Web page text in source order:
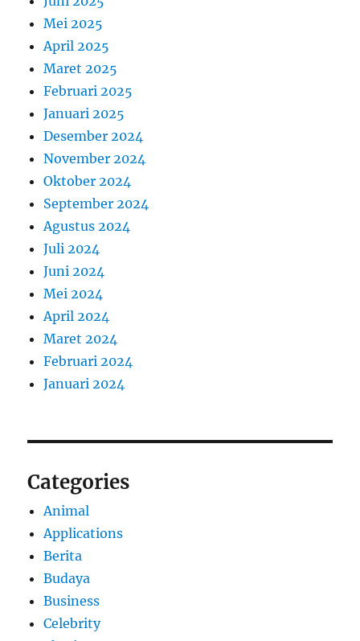
Mei 2025
April 2025
Maret 2025
Februari 2025
Januari 2025
Desember 2024
November 2024
Oktober 2024
September 2024
Agustus 2024
Juli 2024
Juni 2024
Mei 2024
April 2024
Maret 2024
Februari 2024
Januari 2024
Categories
Animal
Applications
Berita
Budaya
Business
Celebrity